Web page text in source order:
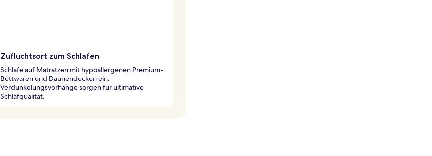
Zufluchtsort zum Schlafen
Schlafe auf Matratzen mit hypoallergenen Premium-
Bettwaren und Daunendecken ein.
Verdunkelungsvorhänge sorgen für ultimative
Schlafqualität.